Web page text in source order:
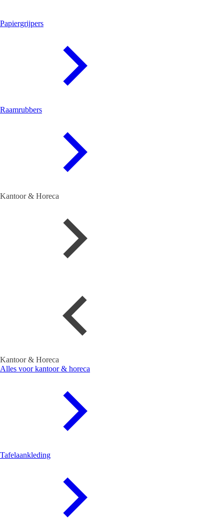
Papiergrijpers
Raamrubbers
Kantoor & Horeca
Kantoor & Horeca
Alles voor kantoor & horeca
Tafelaankleding